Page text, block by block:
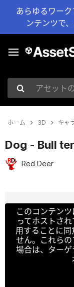
あらゆるワー
ンテンツで
アセットの検索
ホーム 3D キャ
Dog - Bull
Red Deer
このコンテン
ってホストさ
用することに
せん。これら
場合は、ター